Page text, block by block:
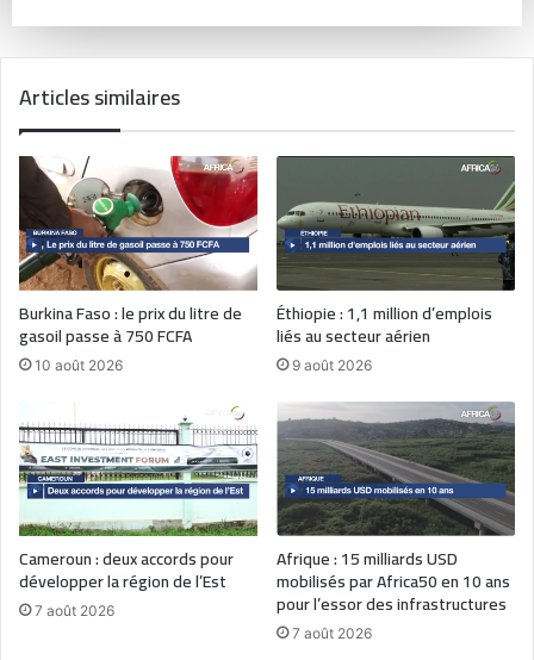
Articles similaires
Burkina Faso : le prix du litre de
gasoil passe à 750 FCFA
10 août 2026
Éthiopie : 1,1 million d’emplois
liés au secteur aérien
9 août 2026
Cameroun : deux accords pour
développer la région de l’Est
7 août 2026
Afrique : 15 milliards USD
mobilisés par Africa50 en 10 ans
pour l’essor des infrastructures
7 août 2026